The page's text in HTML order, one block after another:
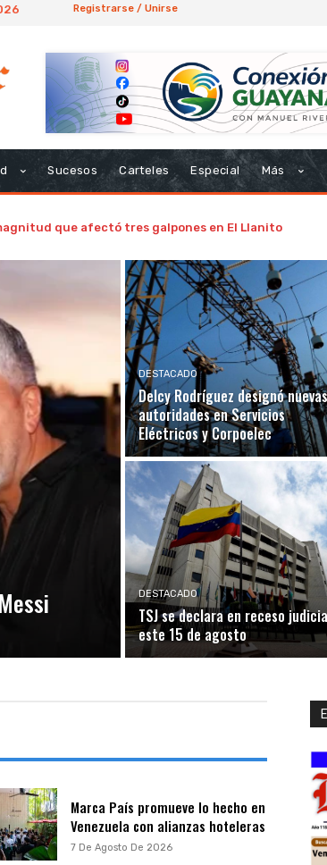
Registrarse / Unirse
Sucesos Carteles Especial Más
que afectó tres galpones en El Llanito
DESTACADO
Delcy Rodríguez designó nuevas
autoridades en Servicios
Eléctricos y Corpoelec
DESTACADO
TSJ se declara en receso
este 15 de agosto
Marca País promueve lo hecho en
Venezuela con alianzas hoteleras
7 De Agosto De 2026